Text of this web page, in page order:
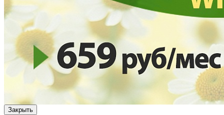
Закрыть